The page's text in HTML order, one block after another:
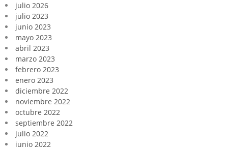
julio 2026
julio 2023
junio 2023
mayo 2023
abril 2023
marzo 2023
febrero 2023
enero 2023
diciembre 2022
noviembre 2022
octubre 2022
septiembre 2022
julio 2022
junio 2022